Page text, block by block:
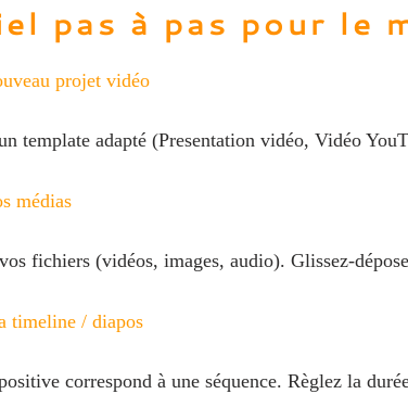
pas à pas pour le
projet vidéo
template adapté (Presentation vidéo, Vidéo
médias
fichiers (vidéos, images, audio).
timeline / diapos
correspond à une séquence. Règlez la